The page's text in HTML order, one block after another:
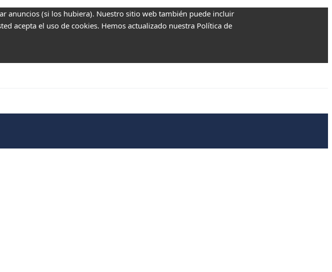
anuncios (si los hubiera). Nuestro sitio web también puede incluir
acepta el uso de cookies. Hemos actualizado nuestra Política de